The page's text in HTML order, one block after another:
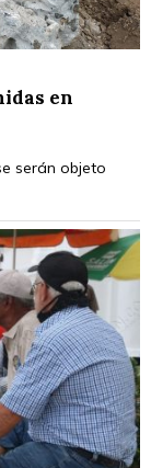
en
serán objeto